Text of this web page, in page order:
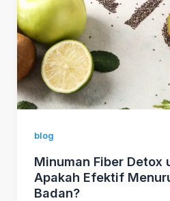
blog
Minuman Fiber Detox
Apakah Efektif
Badan?